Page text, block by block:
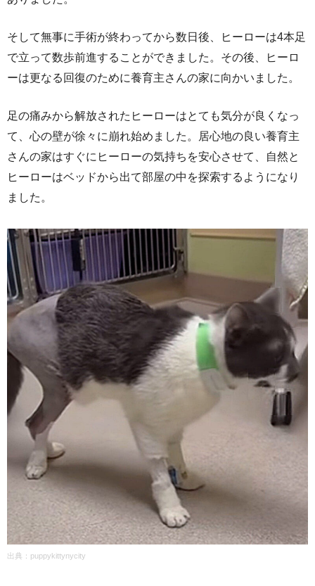
そして無事に手術が終わってから数日後、ヒーローは4本足
で立って数歩前進することができました。その後、ヒーロ
ーは更なる回復のために養育主さんの家に向かいました。
足の痛みから解放されたヒーローはとても気分が良くなっ
て、心の壁が徐々に崩れ始めました。居心地の良い養育主
さんの家はすぐにヒーローの気持ちを安心させて、自然と
ヒーローはベッドから出て部屋の中を探索するようになり
ました。
出典：puppykittynycity